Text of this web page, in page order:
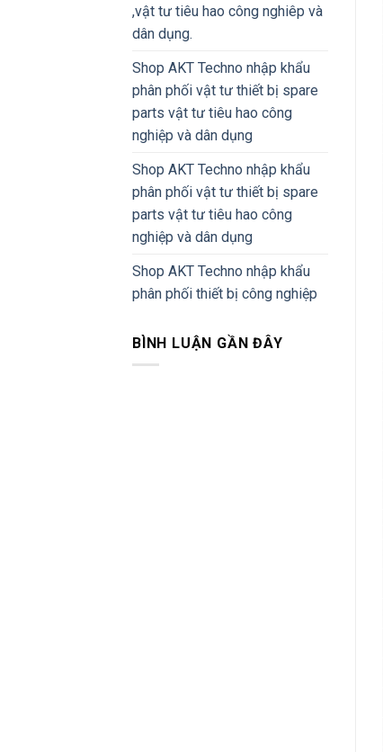
,vật tư tiêu hao công nghiêp và
dân dụng.
Shop AKT Techno nhập khẩu
phân phối vật tư thiết bị spare
parts vật tư tiêu hao công
nghiệp và dân dụng
Shop AKT Techno nhập khẩu
phân phối vật tư thiết bị spare
parts vật tư tiêu hao công
nghiệp và dân dụng
Shop AKT Techno nhập khẩu
phân phối thiết bị công nghiệp
BÌNH LUẬN GẦN ĐÂY